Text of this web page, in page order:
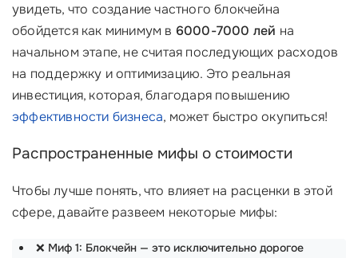
увидеть, что создание частного блокчейна
обойдется как минимум в 6000-7000 лей на
начальном этапе, не считая последующих расходов
на поддержку и оптимизацию. Это реальная
инвестиция, которая, благодаря повышению
эффективности бизнеса, может быстро окупиться!
Распространенные мифы о стоимости
Чтобы лучше понять, что влияет на расценки в этой
сфере, давайте развеем некоторые мифы:
❌ Миф 1: Блокчейн — это исключительно дорогое